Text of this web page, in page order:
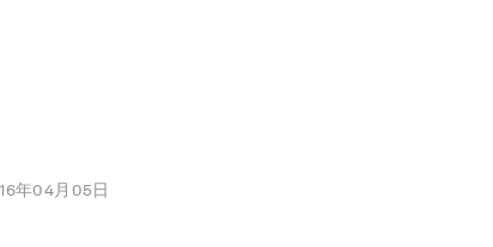
年04月05日